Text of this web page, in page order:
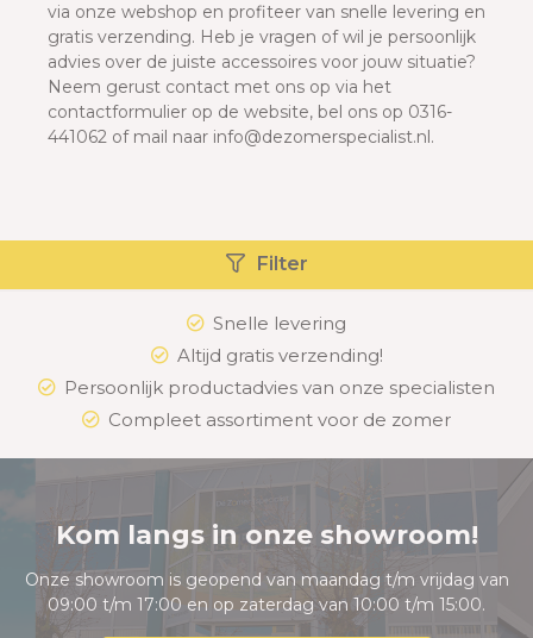
Filter
via onze webshop en profiteer van snelle levering en
gratis verzending. Heb je vragen of wil je persoonlijk
advies over de juiste accessoires voor jouw situatie?
Neem gerust contact met ons op via het
contactformulier op de website, bel ons op 0316-
441062 of mail naar info@dezomerspecialist.nl.
Snelle levering
Altijd gratis verzending!
Persoonlijk productadvies van onze specialisten
Compleet assortiment voor de zomer
Kom langs in onze showroom!
Onze showroom is geopend van maandag t/m vrijdag van
09:00 t/m 17:00 en op zaterdag van 10:00 t/m 15:00.